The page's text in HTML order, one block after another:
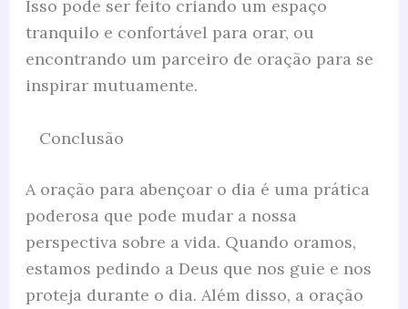
Isso pode ser feito criando um espaço
tranquilo e confortável para orar, ou
encontrando um parceiro de oração para se
inspirar mutuamente.
Conclusão
A oração para abençoar o dia é uma prática
poderosa que pode mudar a nossa
perspectiva sobre a vida. Quando oramos,
estamos pedindo a Deus que nos guie e nos
proteja durante o dia. Além disso, a oração